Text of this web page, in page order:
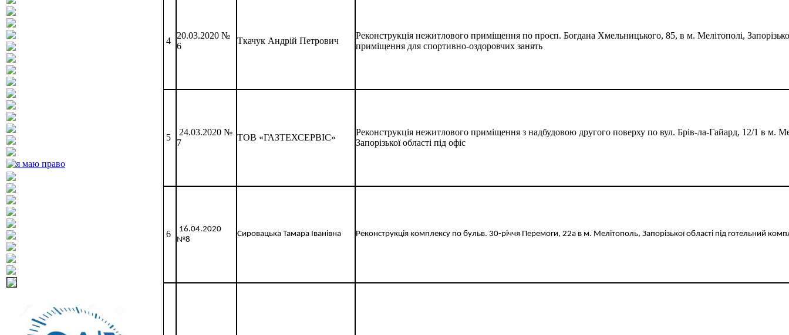
4
20.03.2020 №
6
Ткачук Андрій Петрович
Реконструкція нежитлового приміщення по просп. Богдана Хмельницького, 85, в м. Мелітополі,
приміщення для спортивно-оздоровчих занять
5
24.03.2020 №
7
ТОВ «ГАЗТЕХСЕРВІС»
Реконструкція нежитлового приміщення з надбудовою другого поверху по вул. Брів-ла-Гайард, 12/1 в м.
Запорізької області під офіс
6
16.04.2020
№8
Сировацька Тамара Іванівна Реконструкція комплексу по бульв. 30-річчя Перемоги, 22а в м. Мелітополь, Запорізької області під готельний